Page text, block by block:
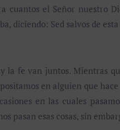
cuantos el Señor nuestro
diciendo: Sed salvos de
fe van juntos. Mientras
en alguien que
en las cuales
pasan esas cosas, sin